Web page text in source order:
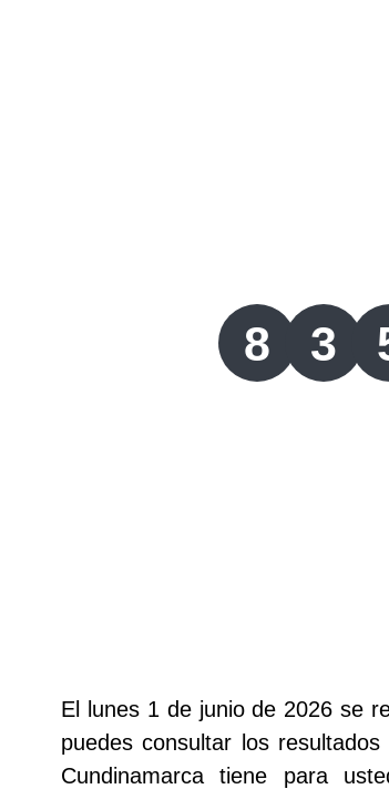
Lotería de Risaralda
Antioqueñita Día
8 3
El lunes 1 de junio de 2026 se
puedes consultar los
Cundinamarca tiene para